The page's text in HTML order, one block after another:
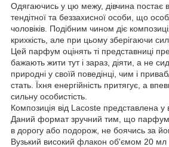
Одягаючись у цю межу, дівчина постає в
тендітної та беззахисної особи, що
чоловіків. Подібним чином діє
крихкість, але при цьому зберігаючи
Цей парфум оцінять ті представниці
бажають жити тут і зараз, діяти, а не
природні у своїй поведінці, чим і
стать. Їхня енергійність притягує, а
сильну особистість.
Композиція від Lacoste представлена ​​у
Даний формат зручний тим, що
в дорогу або подорож, не боячись за
Вузький високий флакон об'ємом 20 мл